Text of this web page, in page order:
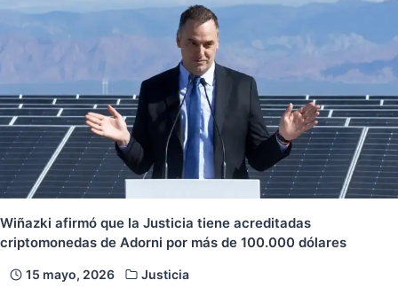
Wiñazki afirmó que la Justicia tiene acreditadas
criptomonedas de Adorni por más de 100.000 dólares
15 mayo, 2026 Justicia